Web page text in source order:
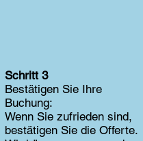
Schritt 3
Bestätigen Sie Ihre
Buchung:
Wenn Sie zufrieden sind,
bestätigen Sie die Offerte.